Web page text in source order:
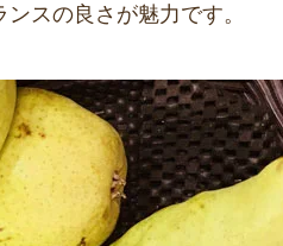
スの良さが魅力です。